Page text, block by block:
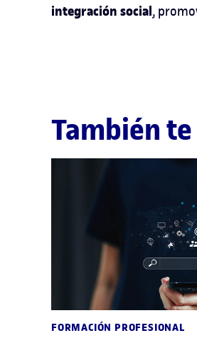
integración social,
También
FORMACIÓN PROFESIONAL